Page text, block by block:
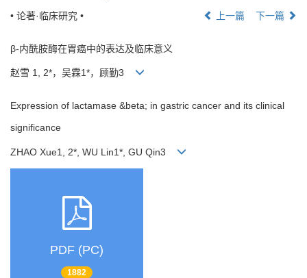
• 论著·临床研究 • 上一篇 下一篇
β-内酰胺酶在胃癌中的表达及临床意义
赵雪 1, 2*，吴霖1*，顾勤3
Expression of lactamase &beta; in gastric cancer and its clinical
significance
ZHAO Xue1, 2*, WU Lin1*, GU Qin3
PDF (PC)
1882